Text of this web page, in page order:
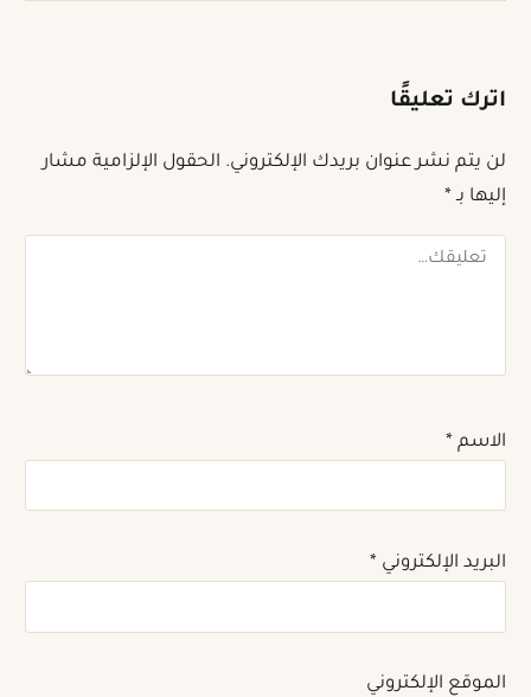
اترك تعليقًا
لن يتم نشر عنوان بريدك الإلكتروني. الحقول الإلزامية مشار
إليها بـ*
تعليقك
الاسم*
البريد الإلكتروني*
الموقع الإلكتروني